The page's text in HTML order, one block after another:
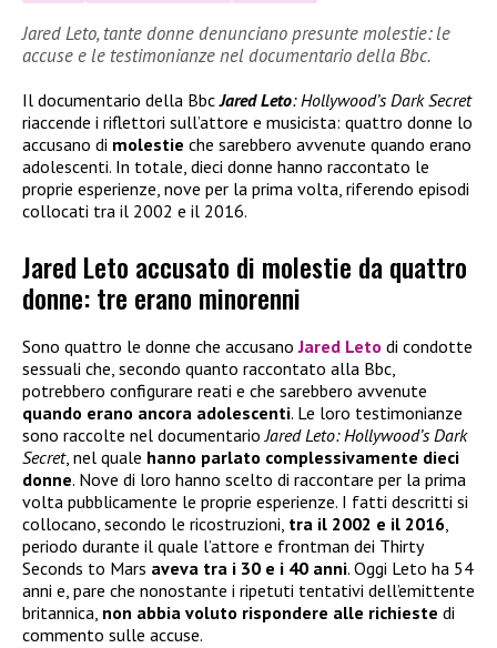
Jared Leto, tante donne denunciano presunte molestie: le
accuse e le testimonianze nel documentario della Bbc.
Il documentario della BbcJared Leto: Hollywood’s Dark Secret
riaccende i riflettori sull’attore e musicista: quattro donne lo
accusano di molestie che sarebbero avvenute quando erano
adolescenti. In totale, dieci donne hanno raccontato le
proprie esperienze, nove per la prima volta, riferendo episodi
collocati tra il 2002 e il 2016.
Jared Leto accusato di molestie da quattro
donne: tre erano minorenni
Sono quattro le donne che accusanoJared Leto di condotte
sessuali che, secondo quanto raccontato alla Bbc,
potrebbero configurare reati e che sarebbero avvenute
quando erano ancora adolescenti. Le loro testimonianze
sono raccolte nel documentarioJared Leto: Hollywood’s Dark
Secret, nel quale hanno parlato complessivamente dieci
donne. Nove di loro hanno scelto di raccontare per la prima
volta pubblicamente le proprie esperienze. I fatti descritti si
collocano, secondo le ricostruzioni, tra il 2002 e il 2016,
periodo durante il quale l’attore e frontman dei Thirty
Seconds to Mars aveva tra i 30 e i 40 anni. Oggi Leto ha 54
anni e, pare che nonostante i ripetuti tentativi dell’emittente
britannica, non abbia voluto rispondere alle richieste di
commento sulle accuse.